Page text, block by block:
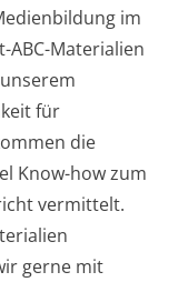
im
ABC-Materialien
für
die
Know-how zum
vermittelt.
gerne mit